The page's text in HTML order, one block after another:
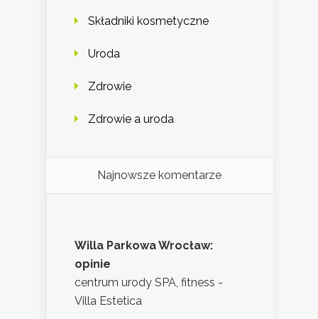
Składniki kosmetyczne
Uroda
Zdrowie
Zdrowie a uroda
Najnowsze komentarze
Willa Parkowa Wrocław:
opinie
centrum urody SPA, fitness -
Villa Estetica